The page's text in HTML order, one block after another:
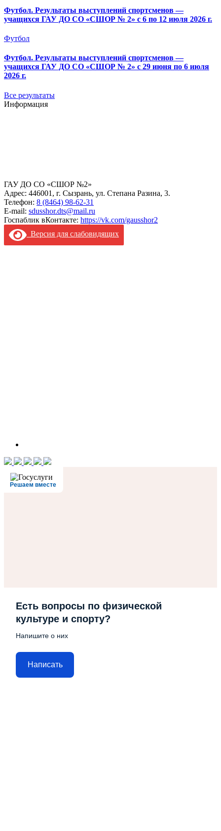
Футбол. Результаты выступлений спортсменов —
учащихся ГАУ ДО СО «СШОР № 2» с 6 по 12 июля 2026 г.
Футбол
Футбол. Результаты выступлений спортсменов —
учащихся ГАУ ДО СО «СШОР № 2» с 29 июня по 6 июля
2026 г.
Все результаты
Информация
ГАУ ДО СО «СШОР №2»
Адрес: 446001, г. Сызрань, ул. Степана Разина, 3.
Телефон: 8 (8464) 98-62-31
E-mail: sdusshor.dts@mail.ru
Госпаблик вКонтакте: https://vk.com/gausshor2
Версия для слабовидящих
Решаем вместе
Есть вопросы по физической
культуре и спорту?
Напишите о них
Написать